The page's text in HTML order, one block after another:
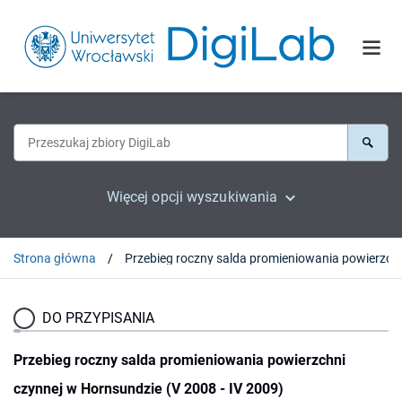
Więcej opcji wyszukiwania
Strona główna
DO PRZYPISANIA
Przebieg roczny salda promieniowania powierzchni
czynnej w Hornsundzie (V 2008 - IV 2009)